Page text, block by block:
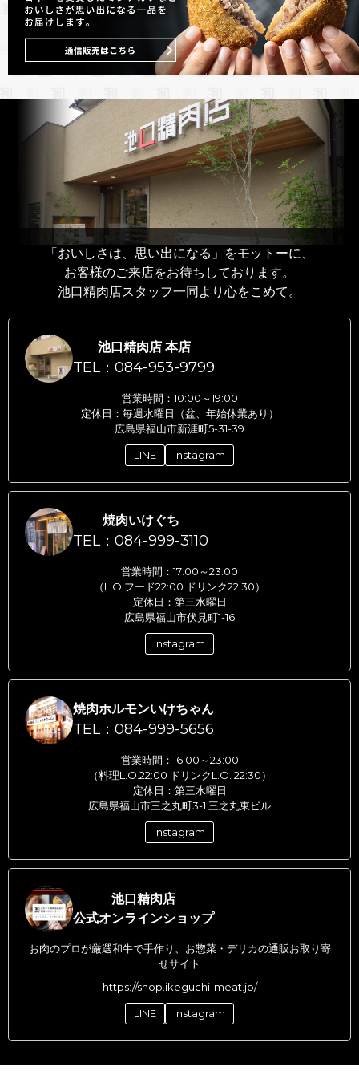
「おいしさは、思い出になる」をモットーに、
お客様のご来店をお待ちしております。
池口精肉店スタッフ一同より心をこめて。
池口精肉店 本店
TEL：084-953-9799
営業時間：10:00～19:00
定休日：毎週水曜日（盆、年始休業あり）
広島県福山市新涯町5-31-39
LINE Instagram
焼肉いけぐち
TEL：084-999-3110
営業時間：17:00～23:00
（L.O.フード22:00 ドリンク22:30）
定休日：第三水曜日
広島県福山市伏見町1-16
Instagram
焼肉ホルモンいけちゃん
TEL：084-999-5656
営業時間：16:00～23:00
（料理L.O.22:00 ドリンクL.O. 22:30）
定休日：第三水曜日
広島県福山市三之丸町3-1 三之丸東ビル
Instagram
池口精肉店
公式オンラインショップ
お肉のプロが厳選和牛で手作り、お惣菜・デリカの通販お取り寄
せサイト
https://shop.ikeguchi-meat.jp/
LINE Instagram